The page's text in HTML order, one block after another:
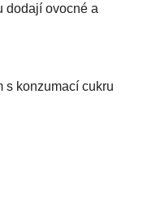
dodají ovocné a
s konzumací cukru